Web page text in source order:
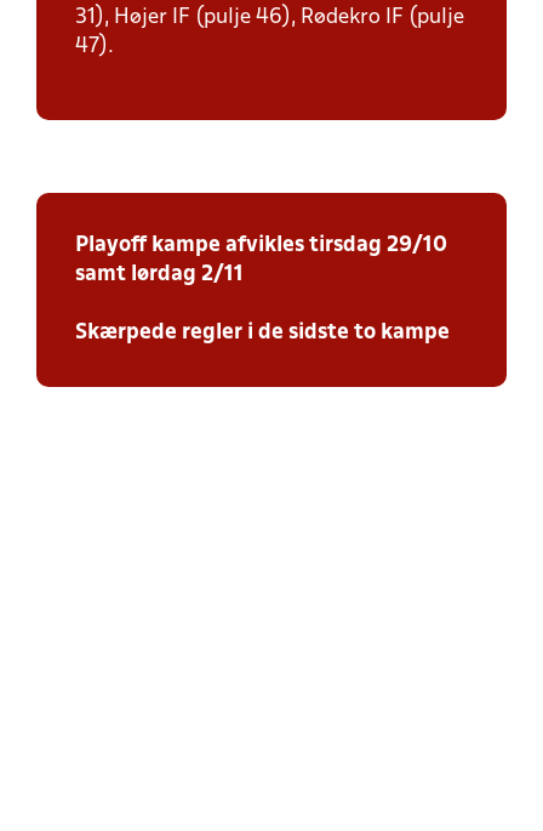
31), Højer IF (pulje 46), Rødekro IF (pulje
47).
Playoff kampe afvikles tirsdag 29/10
samt lørdag 2/11
Skærpede regler i de sidste to kampe